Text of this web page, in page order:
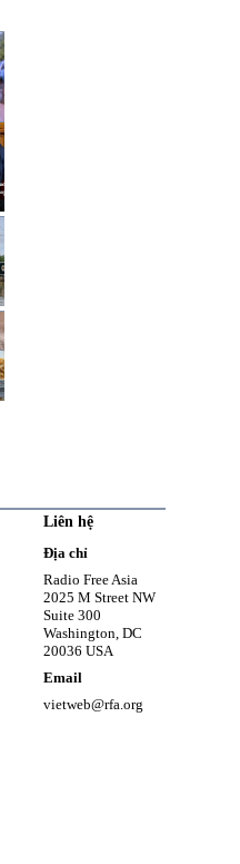
Liên hệ
Địa chỉ
Radio Free Asia
2025 M Street NW
Suite 300
Washington, DC
20036 USA
Email
vietweb@rfa.org